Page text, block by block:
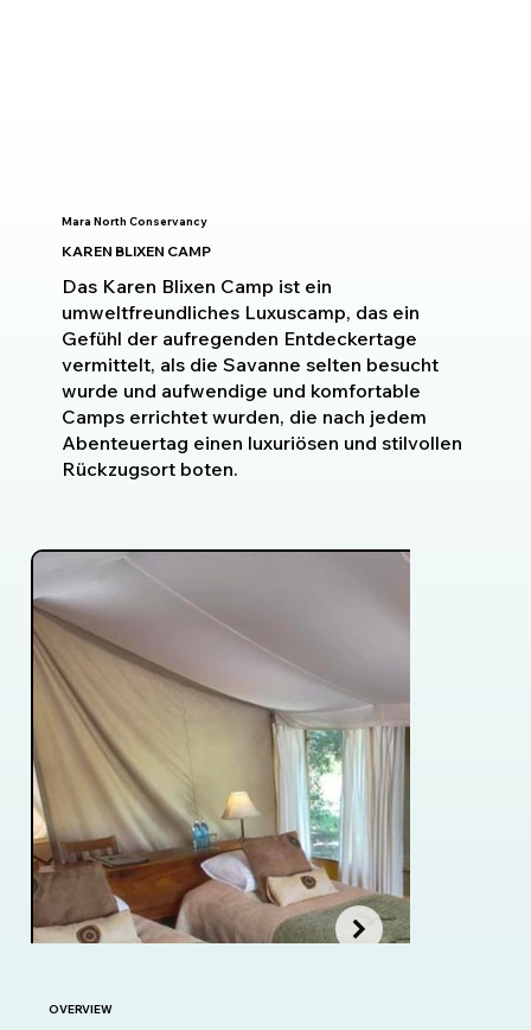
Mara North Conservancy
KAREN BLIXEN CAMP
Das Karen Blixen Camp ist ein
umweltfreundliches Luxuscamp, das ein
Gefühl der aufregenden Entdeckertage
vermittelt, als die Savanne selten besucht
wurde und aufwendige und komfortable
Camps errichtet wurden, die nach jedem
Abenteuertag einen luxuriösen und stilvollen
Rückzugsort boten.
OVERVIEW